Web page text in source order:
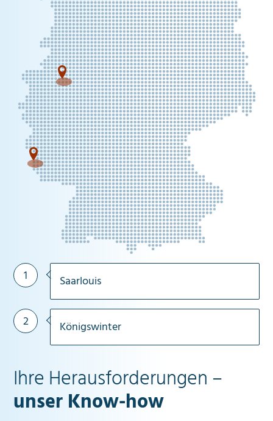
1
2
1 Saarlouis
2 Königswinter
Ihre Herausforderungen –
unser Know-how